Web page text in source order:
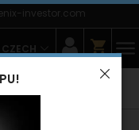
investor.com
CZECH
Pánská trička